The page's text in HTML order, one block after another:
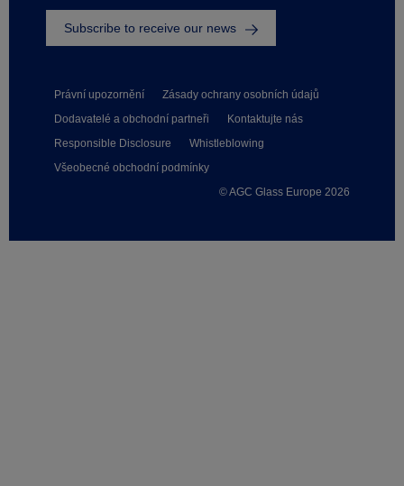
© AGC Glass Europe 2026
Právní upozornění
Zásady ochrany osobních údajů
Dodavatelé a obchodní partneři
Kontaktujte nás
Responsible Disclosure
Whistleblowing
Všeobecné obchodní podmínky
Subscribe to receive our news